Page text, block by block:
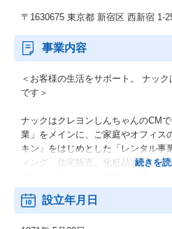
〒1630675 東京都 新宿区 西新宿 1-
事業内容
＜お客様の生活をサポート。 ナック
です＞
ナックはクレヨンしんちゃんのCM
業」をメインに、ご家庭やオフィス
キン」をはじめとした「レンタル事
ィング、住宅販売、化粧品通販な
ム上場企業です。
設立年月日